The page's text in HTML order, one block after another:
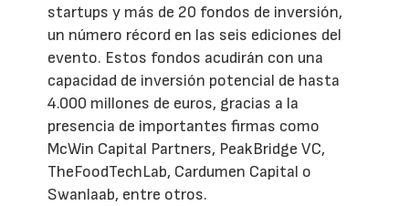
startups y más de 20 fondos de inversión,
un número récord en las seis ediciones del
evento. Estos fondos acudirán con una
capacidad de inversión potencial de hasta
4.000 millones de euros, gracias a la
presencia de importantes firmas como
McWin Capital Partners, PeakBridge VC,
TheFoodTechLab, Cardumen Capital o
Swanlaab, entre otros.